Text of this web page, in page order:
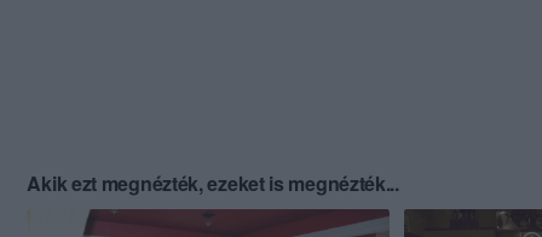
Akik ezt megnézték, ezeket is megnézték...